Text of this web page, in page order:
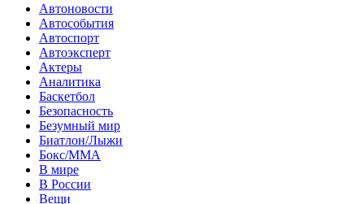
Автоновости
Автособытия
Автоспорт
Автоэксперт
Актеры
Аналитика
Баскетбол
Безопасность
Безумный мир
Биатлон/Лыжи
Бокс/MMA
В мире
В России
Вещи